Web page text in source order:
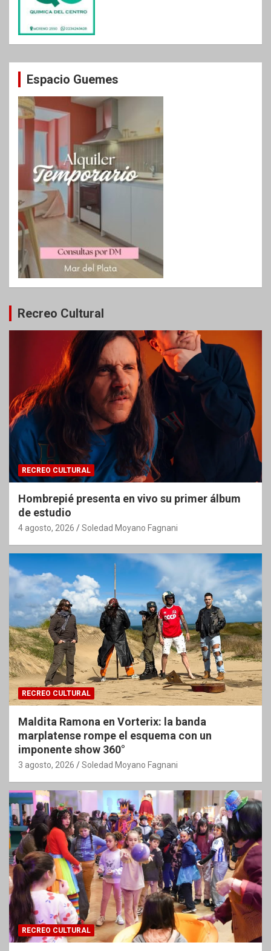
Espacio Guemes
Recreo Cultural
RECREO CULTURAL
Hombrepié presenta en vivo su primer álbum
de estudio
4 agosto, 2026 Soledad Moyano Fagnani
RECREO CULTURAL
Maldita Ramona en Vorterix: la banda
marplatense rompe el esquema con un
imponente show 360°
3 agosto, 2026 Soledad Moyano Fagnani
RECREO CULTURAL